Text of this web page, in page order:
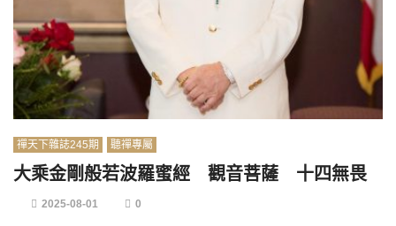
禪天下雜誌245期 聽禪專屬
大乘金剛般若波羅蜜經 觀音菩薩 十四無畏
2025-08-01 0